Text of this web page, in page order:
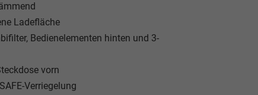
Ladefläche
Bedienelementen hinten und 3-
vorn
Verriegelung